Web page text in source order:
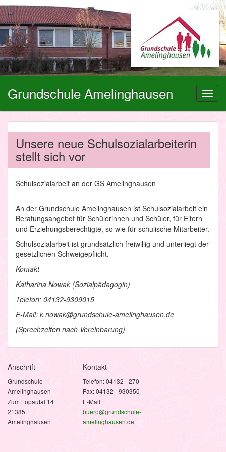
Grundschule Amelinghausen
Unsere neue Schulsozialarbeiterin
stellt sich vor
Schulsozialarbeit an der GS Amelinghausen
An der Grundschule Amelinghausen ist Schulsozialarbeit ein
Beratungsangebot für Schülerinnen und Schüler, für Eltern
und Erziehungsberechtigte, so wie für schulische Mitarbeiter.
Schulsozialarbeit ist grundsätzlich freiwillig und unterliegt der
gesetzlichen Schweigepflicht.
Kontakt
Katharina Nowak (Sozialpädagogin)
Telefon: 04132-9309015
E-Mail: k.nowak@grundschule-amelinghausen.de
(Sprechzeiten nach Vereinbarung)
Anschrift
Grundschule
Amelinghausen
Zum Lopautal 14
21385
Amelinghausen
Kontakt
Telefon: 04132 - 270
Fax: 04132 - 930350
E-Mail:
buero@grundschule-
amelinghausen.de